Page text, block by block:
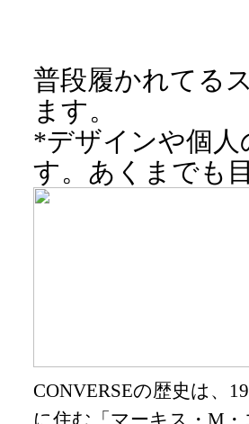
普段履かれてる
ます。
*デザインや個
す。あくまでも
CONVERSEの歴史は、
に住む「マーキス・M